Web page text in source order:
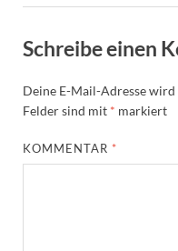
Schreibe einen
Deine E-Mail-Adresse
Felder sind mit * markiert
KOMMENTAR *